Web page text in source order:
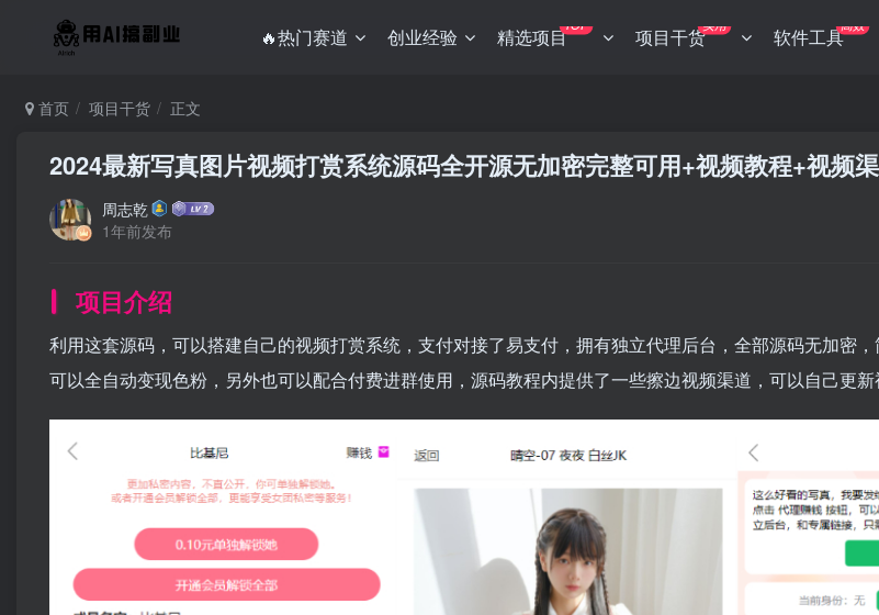
🔥热门赛道 创业经验 精选项目TOP 项目干货实用 软件工具高效
首页 项目干货 正文
2024最新写真图片视频打赏系统源码全开源无加密完整可用+视频教程+视频
周志乾
1年前发布
项目介绍
利用这套源码，可以搭建自己的视频打赏系统，支付对接了易支付，拥有独立代理后台，全部源码无加密，
可以全自动变现色粉，另外也可以配合付费进群使用，源码教程内提供了一些擦边视频渠道，可以自己更新